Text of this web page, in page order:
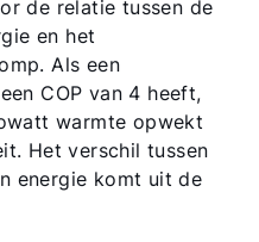
de relatie tussen de
en het
Als een
COP van 4 heeft,
warmte opwekt
Het verschil tussen
energie komt uit de